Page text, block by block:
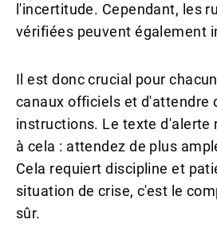
l'incertitude. Cependant, les
vérifiées peuvent également
Il est donc crucial pour
canaux officiels et d'attendre
instructions. Le texte d'alerte
à cela : attendez de plus
Cela requiert discipline et
situation de crise, c'est le
sûr.